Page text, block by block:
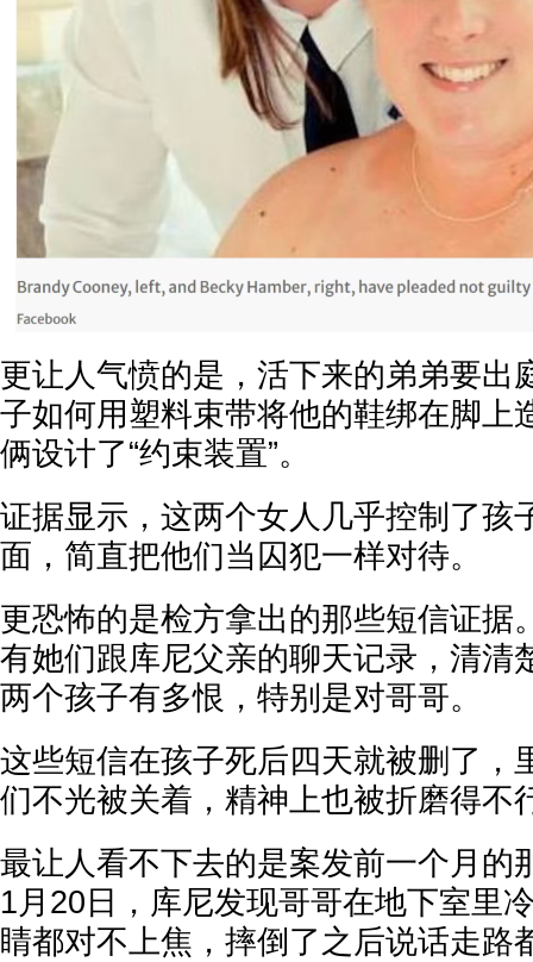
更让人气愤的是，活下来的弟弟要出
子如何用塑料束带将他的鞋绑在脚上
俩设计了“约束装置”。
证据显示，这两个女人几乎控制了孩
面，简直把他们当囚犯一样对待。
更恐怖的是检方拿出的那些短信证据
有她们跟库尼父亲的聊天记录，清清
两个孩子有多恨，特别是对哥哥。
这些短信在孩子死后四天就被删了，
们不光被关着，精神上也被折磨得不
最让人看不下去的是案发前一个月的
1月20日，库尼发现哥哥在地下室里
睛都对不上焦，摔倒了之后说话走路